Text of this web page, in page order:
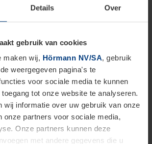
Details Over
gebruik van cookies
maken wij, Hörmann NV/SA, gebruik
weergegeven pagina's te
voor sociale media te kunnen
tot onze website te analyseren.
wij informatie over uw gebruik van onze
onze partners voor sociale media,
Onze partners kunnen deze
met andere gegevens die u